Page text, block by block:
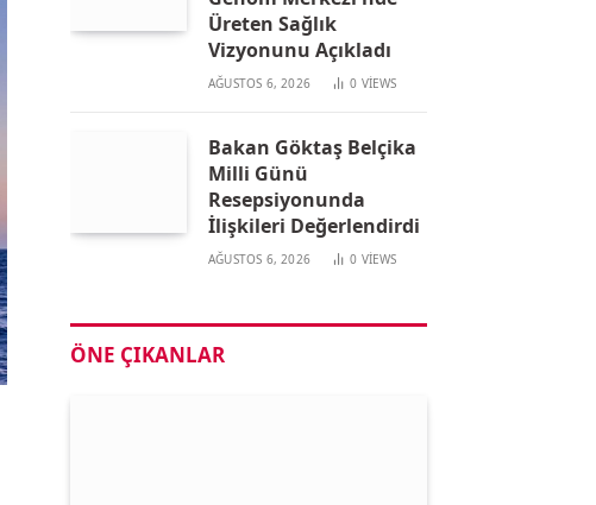
Üreten Sağlık
Vizyonunu Açıkladı
AĞUSTOS 6, 2026 0 VIEWS
Bakan Göktaş Belçika
Milli Günü
Resepsiyonunda
İlişkileri Değerlendirdi
AĞUSTOS 6, 2026 0 VIEWS
ÖNE ÇIKANLAR